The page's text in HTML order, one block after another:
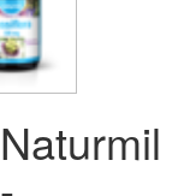
Naturmil